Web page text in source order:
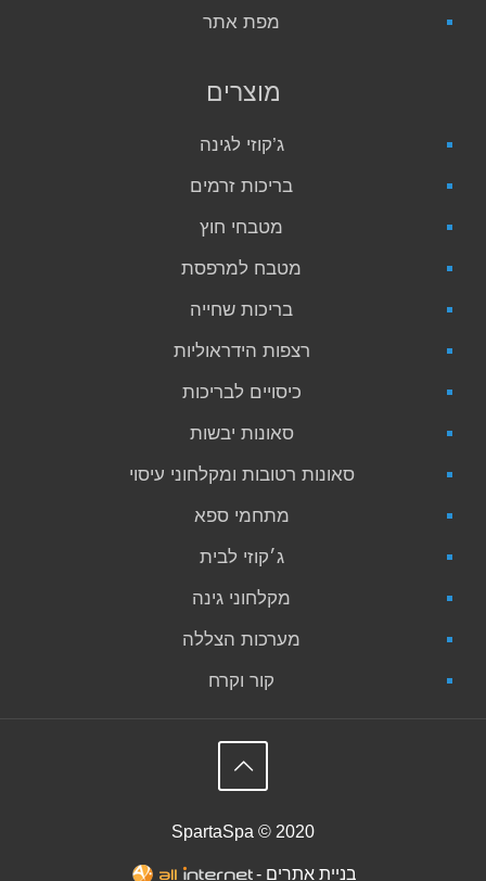
מפת אתר
מוצרים
ג’קוזי לגינה
בריכות זרמים
מטבחי חוץ
מטבח למרפסת
בריכות שחייה
רצפות הידראוליות
כיסויים לבריכות
סאונות יבשות
סאונות רטובות ומקלחוני עיסוי
מתחמי ספא
ג׳קוזי לבית
מקלחוני גינה
מערכות הצללה
קור וקרח
SpartaSpa © 2020
בניית אתרים -